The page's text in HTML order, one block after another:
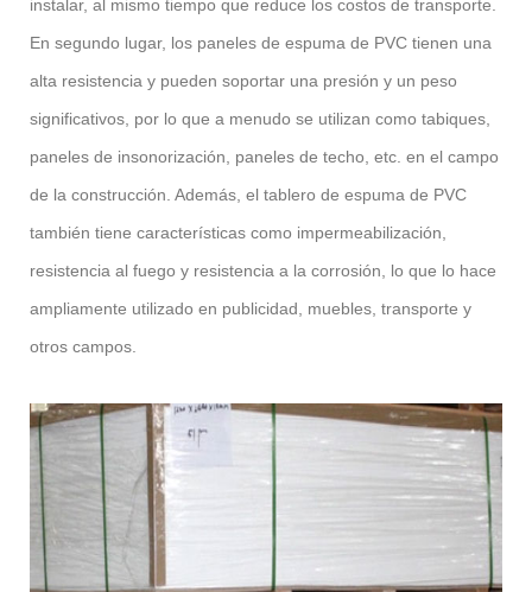
instalar, al mismo tiempo que reduce los costos de transporte.
En segundo lugar, los paneles de espuma de PVC tienen una
alta resistencia y pueden soportar una presión y un peso
significativos, por lo que a menudo se utilizan como tabiques,
paneles de insonorización, paneles de techo, etc. en el campo
de la construcción. Además, el tablero de espuma de PVC
también tiene características como impermeabilización,
resistencia al fuego y resistencia a la corrosión, lo que lo hace
ampliamente utilizado en publicidad, muebles, transporte y
otros campos.